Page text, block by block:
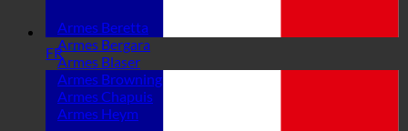
FR
Armes Beretta
Armes Bergara
Armes Blaser
Armes Browning
Armes Chapuis
Armes Heym